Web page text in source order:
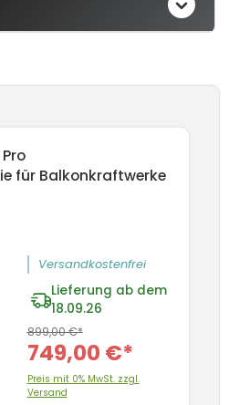
für Balkonkraftwerke
Versandkostenfrei
Lieferung ab dem
18.09.26
749,00 €*
899,00 €*
Preis mit 0% MwSt. zzgl.
Versand